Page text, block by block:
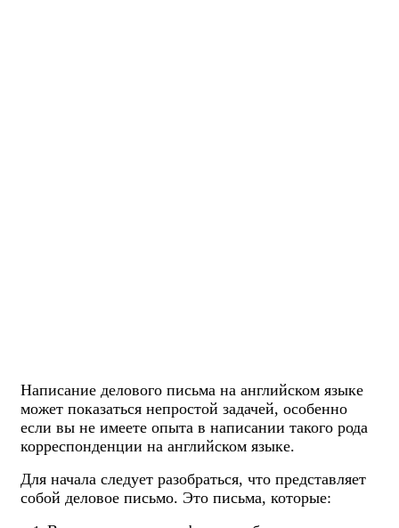
Написание делового письма на английском языке
может показаться непростой задачей, особенно
если вы не имеете опыта в написании такого рода
корреспонденции на английском языке.
Для начала следует разобраться, что представляет
собой деловое письмо. Это письма, которые: